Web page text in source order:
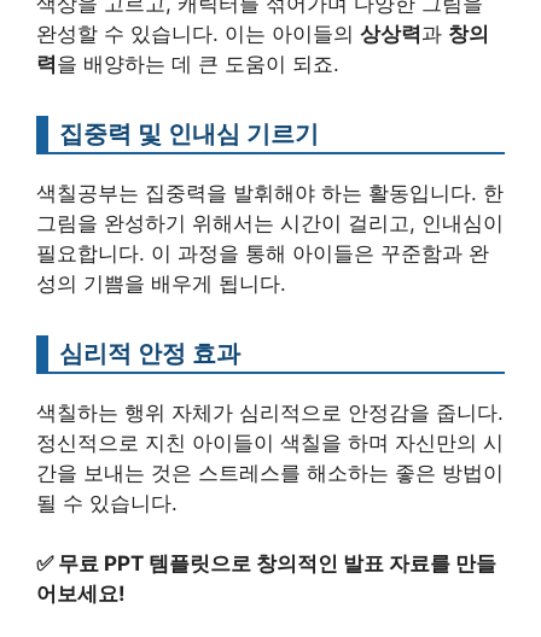
완성할 수 있습니다. 이는 아이들의 상상력과 창의
력을 배양하는 데 큰 도움이 되죠.
집중력 및 인내심 기르기
색칠공부는 집중력을 발휘해야 하는 활동입니다. 한
그림을 완성하기 위해서는 시간이 걸리고, 인내심이
필요합니다. 이 과정을 통해 아이들은 꾸준함과 완
성의 기쁨을 배우게 됩니다.
심리적 안정 효과
색칠하는 행위 자체가 심리적으로 안정감을 줍니다.
정신적으로 지친 아이들이 색칠을 하며 자신만의 시
간을 보내는 것은 스트레스를 해소하는 좋은 방법이
될 수 있습니다.
✅ 무료 PPT 템플릿으로 창의적인 발표 자료를 만들
어보세요!